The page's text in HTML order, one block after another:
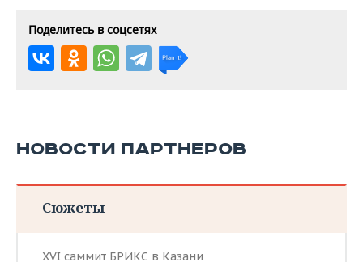
Поделитесь в соцсетях
НОВОСТИ ПАРТНЕРОВ
Сюжеты
XVI саммит БРИКС в Казани